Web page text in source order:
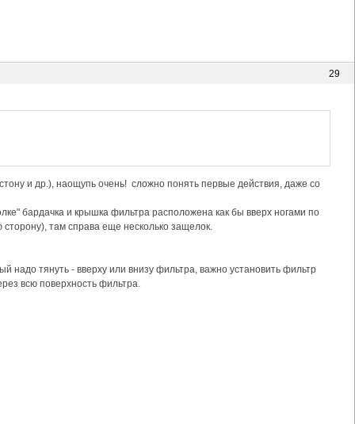
29
и др.), наощупь очень! сложно понять первые действия, даже со
бардачка и крышка фильтра расположена как бы вверх ногами по
сторону), там справа еще несколько защелок.
надо тянуть - вверху или внизу фильтра, важно установить фильтр
всю поверхность фильтра.